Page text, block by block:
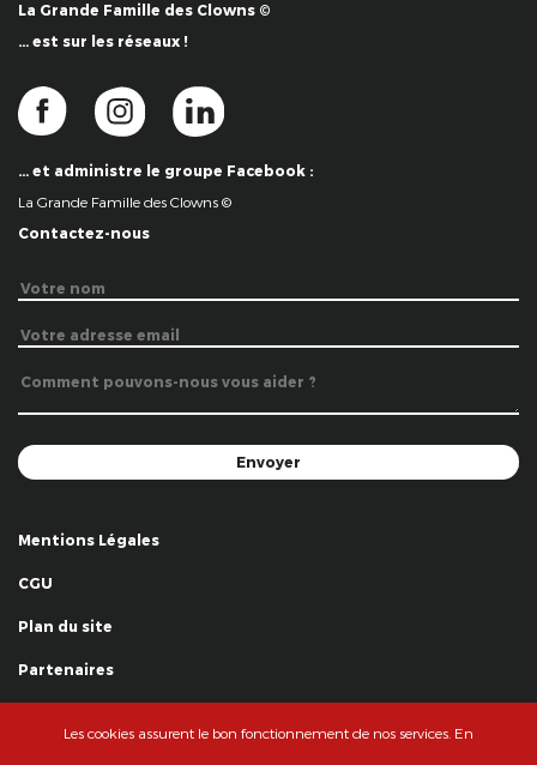
La Grande Famille des Clowns ©
… est sur les réseaux !
… et administre le groupe Facebook :
La Grande Famille des Clowns ©
Contactez-nous
Mentions Légales
CGU
Plan du site
Partenaires
Les cookies assurent le bon fonctionnement de nos services. En